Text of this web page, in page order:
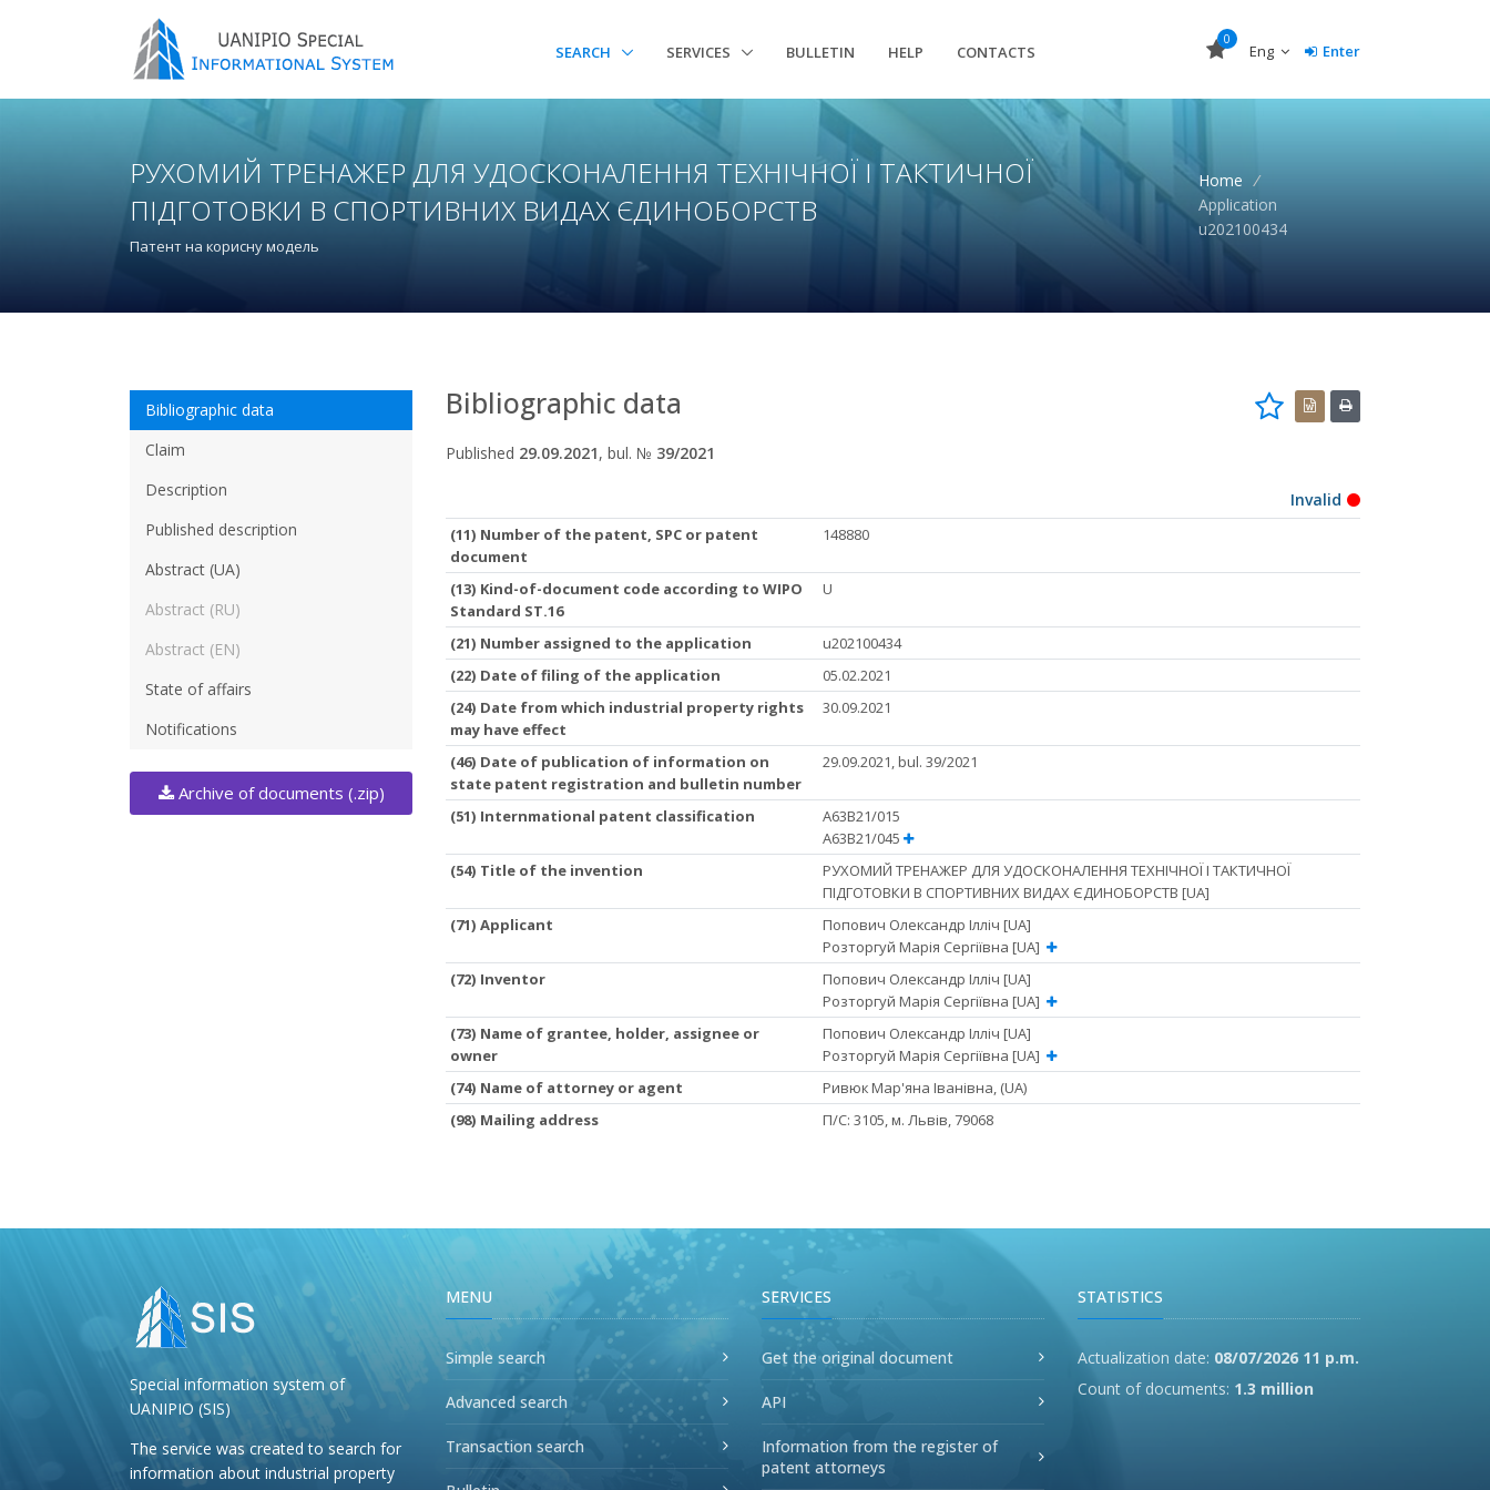
SEARCH SERVICES BULLETIN HELP CONTACTS
0
Eng Enter
РУХОМИЙ ТРЕНАЖЕР ДЛЯ УДОСКОНАЛЕННЯ ТЕХНІЧНОЇ І ТАКТИЧНОЇ
ПІДГОТОВКИ В СПОРТИВНИХ ВИДАХ ЄДИНОБОРСТВ
Патент на корисну модель
Home /
Application
u202100434
Bibliographic data
Claim
Description
Published description
Abstract (UA)
Abstract (RU)
Abstract (EN)
State of affairs
Notifications
Archive of documents (.zip)
Bibliographic data
Published 29.09.2021, bul. № 39/2021
Invalid
(11) Number of the patent, SPC or patent
document
148880
(13) Kind-of-document code according to WIPO
Standard ST.16
U
(21) Number assigned to the application
u202100434
(22) Date of filing of the application
05.02.2021
(24) Date from which industrial property rights
may have effect
30.09.2021
(46) Date of publication of information on
state patent registration and bulletin number
29.09.2021, bul. 39/2021
(51) Internmational patent classification
A63B21/015
A63B21/045
(54) Title of the invention
РУХОМИЙ ТРЕНАЖЕР ДЛЯ УДОСКОНАЛЕННЯ ТЕХНІЧНОЇ І ТАКТИЧНОЇ
ПІДГОТОВКИ В СПОРТИВНИХ ВИДАХ ЄДИНОБОРСТВ [UA]
(71) Applicant
Попович Олександр Ілліч [UA]
Розторгуй Марія Сергіївна [UA]
(72) Inventor
Попович Олександр Ілліч [UA]
Розторгуй Марія Сергіївна [UA]
(73) Name of grantee, holder, assignee or
owner
Попович Олександр Ілліч [UA]
Розторгуй Марія Сергіївна [UA]
(74) Name of attorney or agent
Ривюк Мар'яна Іванівна, (UA)
(98) Mailing address
П/С: 3105, м. Львів, 79068
Special information system of
UANIPIO (SIS)
The service was created to search for
information about industrial property
MENU
Simple search
Advanced search
Transaction search
SERVICES
Get the original document
API
Information from the register of
patent attorneys
STATISTICS
Actualization date: 08/07/2026 11 p.m.
Count of documents: 1.3 million